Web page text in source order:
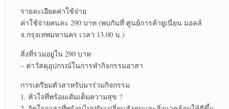
รายละเอียดค่าใช้จ่าย
ค่าใช้จ่ายคนละ 290 บาท (พบกันที่ ศูนย์การค้ายูเนี่ยน มอลล์
จ.กรุงเทพมหานคร เวลา 13.00 น.)
สิ่งที่รวมอยู่ใน 290 บาท
– ค่าวัสดุอุปกรณ์ในการทำกิจกรรมอาสา
การเตรียมตัวสาหรับมาร่วมกิจกรรม
1. หัวใจที่พร้อมเติมเต็มความสุข ?